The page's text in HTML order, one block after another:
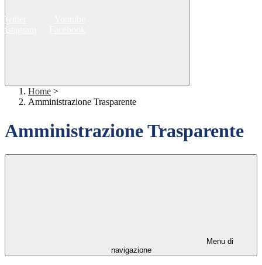
Twitter
Instagram
Home >
Amministrazione Trasparente
Amministrazione Trasparente
Menu di
navigazione